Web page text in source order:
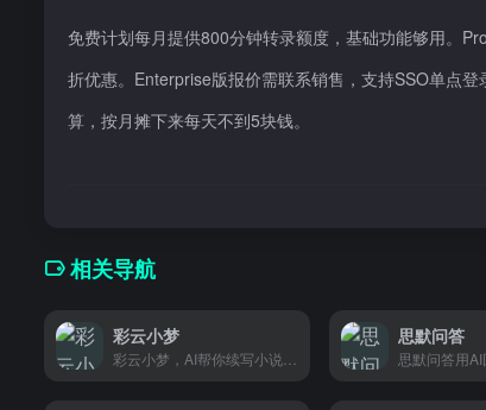
免费计划每月提供800分钟转录额度，基础功能够用。
折优惠。Enterprise版报价需联系销售，支持SSO单点
算，按月摊下来每天不到5块钱。
相关导航
彩云小梦 思默问答